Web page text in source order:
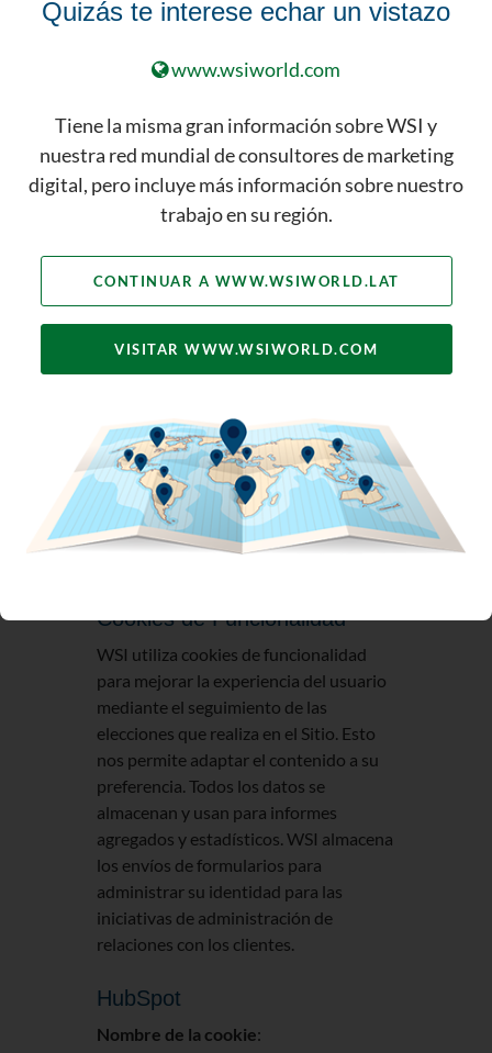
visitante está incluido en la muestra
Nombre de la cookie:
__distillery
muxData
Wistia es una plataforma de
alojamiento de video utilizada por
nuestro reproductor de video en el
Sitio. La información recopilada se usa
para ver dónde se detuvo la interacción
permite la continuación de la
reproducción. Wistia nunca identifica a
la persona o su información personal y
no está vinculada a ninguna otra
información que almacenamos sobre
Cookies de Funcionalidad
WSI utiliza cookies de funcionalidad
para mejorar la experiencia del usuario
mediante el seguimiento de las
elecciones que realiza en el Sitio. Esto
nos permite adaptar el contenido a su
preferencia. Todos los datos se
almacenan y usan para informes
agregados y estadísticos. WSI almacena
los envíos de formularios para
administrar su identidad para las
iniciativas de administración de
relaciones con los clientes.
HubSpot
Nombre de la cookie:
Quizás te interese echar un vistazo
www.wsiworld.com
Tiene la misma gran información sobre WSI y
nuestra red mundial de consultores de marketing
digital, pero incluye más información sobre nuestro
trabajo en su región.
CONTINUAR A WWW.WSIWORLD.LAT
VISITAR WWW.WSIWORLD.COM